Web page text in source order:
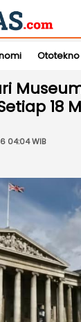
Ototekno
18
04:04 WIB